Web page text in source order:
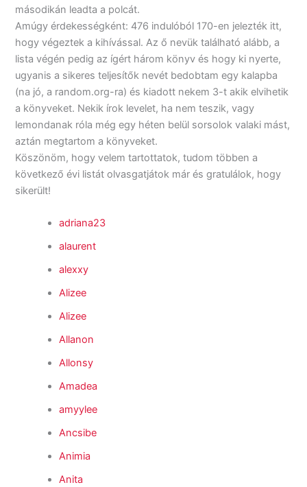
másodikán leadta a polcát.
Amúgy érdekességként: 476 indulóból 170-en jelezték itt,
hogy végeztek a kihívással. Az ő nevük található alább, a
lista végén pedig az ígért három könyv és hogy ki nyerte,
ugyanis a sikeres teljesítők nevét bedobtam egy kalapba
(na jó, a random.org-ra) és kiadott nekem 3-t akik elvihetik
a könyveket. Nekik írok levelet, ha nem teszik, vagy
lemondanak róla még egy héten belül sorsolok valaki mást,
aztán megtartom a könyveket.
Köszönöm, hogy velem tartottatok, tudom többen a
következő évi listát olvasgatjátok már és gratulálok, hogy
sikerült!
adriana23
alaurent
alexxy
Alizee
Alizee
Allanon
Allonsy
Amadea
amyylee
Ancsibe
Animia
Anita